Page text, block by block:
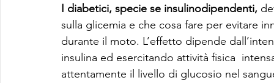
I diabetici, specie se insulinodipendenti,
sulla glicemia e che cosa fare per evitare
durante il moto. L’effetto dipende
insulina ed esercitando attività fisica
attentamente il livello di glucosio nel